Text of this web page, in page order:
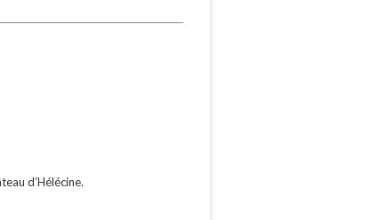
d’Hélécine.